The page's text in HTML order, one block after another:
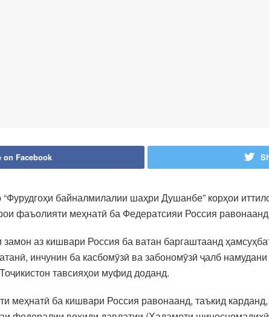
on Facebook
байналмилалии шаҳри Душанбе” корҳои
фаъолияти меҳнатӣ ба Федератсияи Россия
аз кишвари Россия ба ватан баргаштаанд
инчунин ба касбомӯзӣ ва забономӯзӣ ҷалб
тавсияҳои муфид доданд.
ба кишвари Россия равонаанд, таъкид